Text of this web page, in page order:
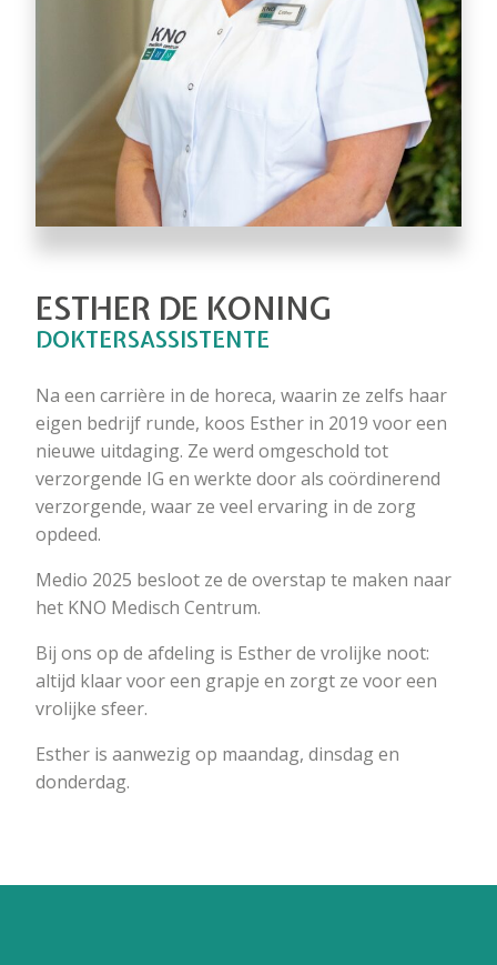
ESTHER DE KONING
DOKTERSASSISTENTE
Na een carrière in de horeca, waarin ze zelfs haar
eigen bedrijf runde, koos Esther in 2019 voor een
nieuwe uitdaging. Ze werd omgeschold tot
verzorgende IG en werkte door als coördinerend
verzorgende, waar ze veel ervaring in de zorg
opdeed.
Medio 2025 besloot ze de overstap te maken naar
het KNO Medisch Centrum.
Bij ons op de afdeling is Esther de vrolijke noot:
altijd klaar voor een grapje en zorgt ze voor een
vrolijke sfeer.
Esther is aanwezig op maandag, dinsdag en
donderdag.